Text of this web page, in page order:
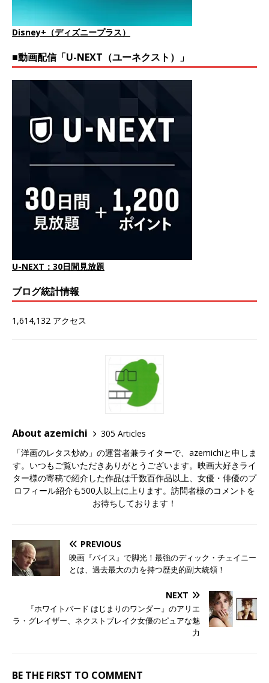
Disney+（ディズニープラス）
■動画配信「U-NEXT（ユーネクスト）」
U-NEXT：30日間見放題
ブログ統計情報
1,614,132 アクセス
About azemichi
305 Articles
「洋画のレタス炒め」の運営者兼ライターで、azemichiと申しま
す。いつもご覧いただきありがとうございます。映画大好きライ
ター様の寄稿で紹介した作品は千数百作品以上、女優・俳優のプ
ロフィール紹介も500人以上に上ります。訪問者様のコメントを
お待ちしております！
PREVIOUS
映画『バイス』で脚光！最強のディック・チェイニー
とは、過去最大の力を持つ歴史的副大統領！
NEXT
『ホワイトバード はじまりのワンダー』のアリエ
ラ・グレイザー、ネクストブレイク女優のピュアな魅
力
BE THE FIRST TO COMMENT